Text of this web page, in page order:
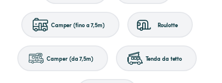
Camper (fino a 7,5m) Roulotte
Camper (da 7,5m) Tenda da tetto